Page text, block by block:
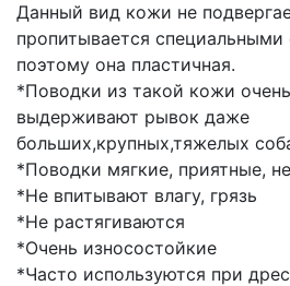
Данный вид кожи не
пропитывается специальными
поэтому она пластичная.
*Поводки из такой кожи
выдерживают рывок даже
больших,крупных,тяжелых
*Поводки мягкие, приятные,
*Не впитывают влагу, грязь
*Не растягиваются
*Очень износостойкие
*Часто используются при